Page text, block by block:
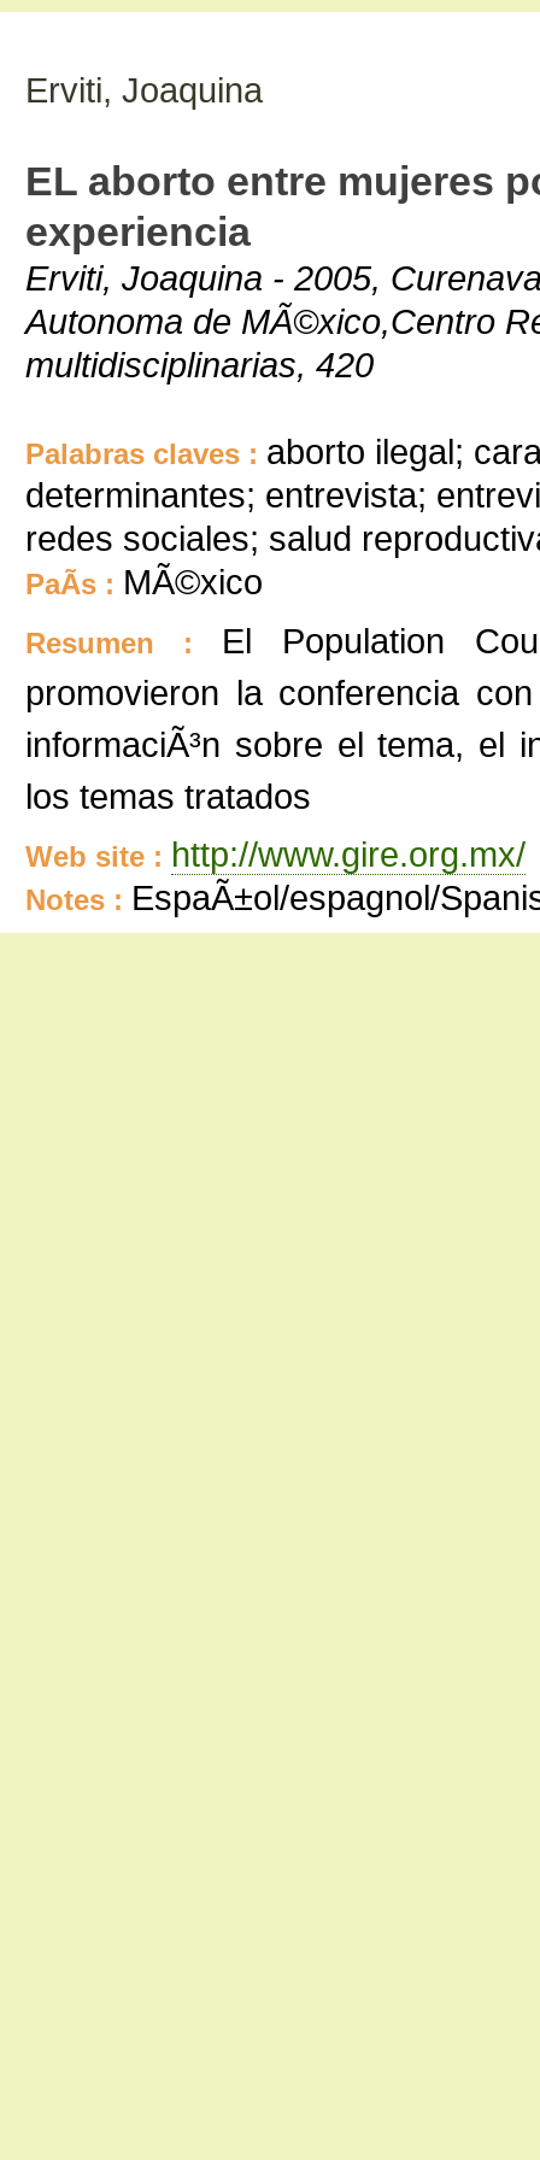
Erviti, Joaquina
EL aborto entre mujeres
experiencia
Erviti, Joaquina - 2005,
Autonoma de MÃ©xico,Centro
multidisciplinarias, 420
Palabras claves : aborto ilegal;
determinantes; entrevista;
redes sociales; salud
PaÃ­s : MÃ©xico
Resumen : El Population
promovieron la conferencia
informaciÃ³n sobre el tema, el
los temas tratados
Web site : http://www.gire.org.mx/
Notes : EspaÃ±ol/espagnol/